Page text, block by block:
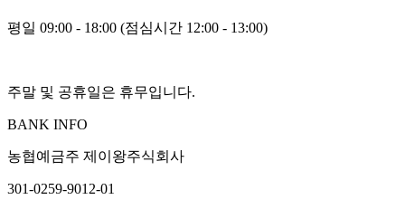
평일 09:00 - 18:00 (점심시간 12:00 - 13:00)
주말 및 공휴일은 휴무입니다.
BANK INFO
농협예금주 제이왕주식회사
301-0259-9012-01